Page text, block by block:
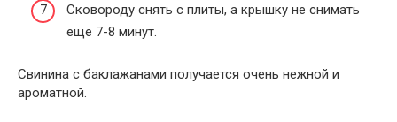
Сковороду снять с плиты, а крышку не снимать
еще 7-8 минут.
Свинина с баклажанами получается очень нежной и
ароматной.